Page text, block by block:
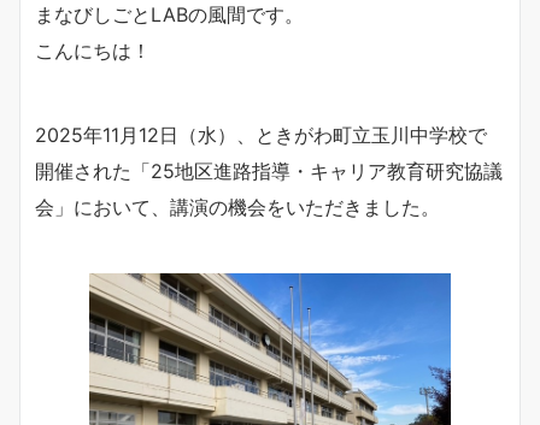
まなびしごとLABの風間です。
こんにちは！
2025年11月12日（水）、ときがわ町立玉川中学校で
開催された「25地区進路指導・キャリア教育研究協議
会」において、講演の機会をいただきました。